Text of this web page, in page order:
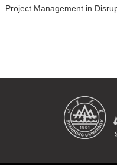
Project Management in